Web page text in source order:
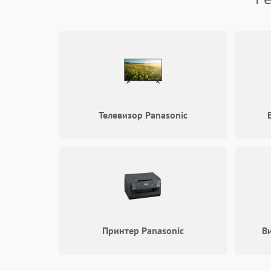
Телевизор Panasonic
Принтер Panasonic